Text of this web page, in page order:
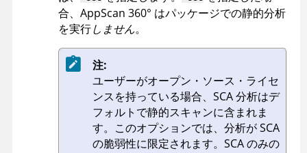
合、 AppScan 360° はパッケージでの静的分析
を実行しません。
注:
ユーザーがオープン・ソース・ライセ
ンスを持っている場合、SCA 分析はデ
フォルトで静的スキャンに含まれま
す。このオプションでは、分析が SCA
の脆弱性に限定されます。SCA のみの